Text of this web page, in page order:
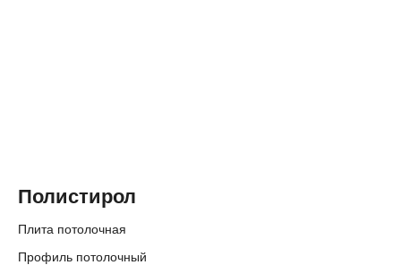
Полистирол
Плита потолочная
Профиль потолочный